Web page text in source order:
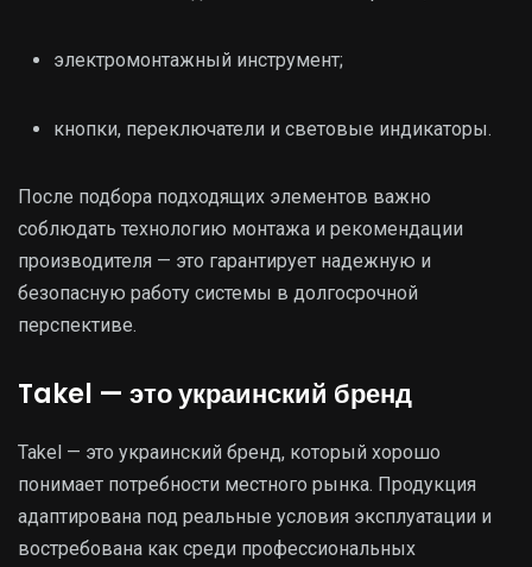
электромонтажный инструмент;
кнопки, переключатели и световые индикаторы.
После подбора подходящих элементов важно
соблюдать технологию монтажа и рекомендации
производителя — это гарантирует надежную и
безопасную работу системы в долгосрочной
перспективе.
Takel — это украинский бренд
Takel — это украинский бренд, который хорошо
понимает потребности местного рынка. Продукция
адаптирована под реальные условия эксплуатации и
востребована как среди профессиональных